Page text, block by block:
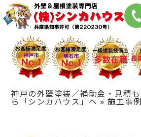
神戸の外壁塗装／補助金・見積
ら「シンカハウス」へ» 施工事例